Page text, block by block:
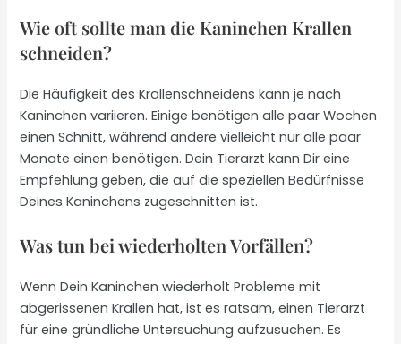
Wie oft sollte man die Kaninchen Krallen
schneiden?
Die Häufigkeit des Krallenschneidens kann je nach
Kaninchen variieren. Einige benötigen alle paar Wochen
einen Schnitt, während andere vielleicht nur alle paar
Monate einen benötigen. Dein Tierarzt kann Dir eine
Empfehlung geben, die auf die speziellen Bedürfnisse
Deines Kaninchens zugeschnitten ist.
Was tun bei wiederholten Vorfällen?
Wenn Dein Kaninchen wiederholt Probleme mit
abgerissenen Krallen hat, ist es ratsam, einen Tierarzt
für eine gründliche Untersuchung aufzusuchen. Es